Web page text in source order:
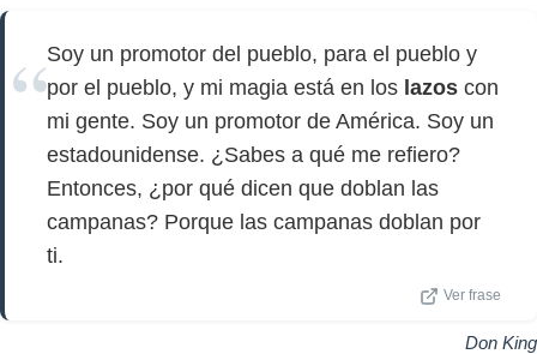
Soy un promotor del pueblo, para el pueblo y
por el pueblo, y mi magia está en los lazos con
mi gente. Soy un promotor de América. Soy un
estadounidense. ¿Sabes a qué me refiero?
Entonces, ¿por qué dicen que doblan las
campanas? Porque las campanas doblan por
ti.
Ver frase
Don King